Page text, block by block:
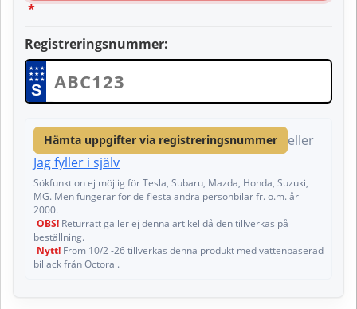
*
Registreringsnummer:
★ ★ ★
★ ★ ★
★ ★ ★
S
Hämta uppgifter via registreringsnummer
eller
Jag fyller i själv
Sökfunktion ej möjlig för Tesla, Subaru, Mazda, Honda, Suzuki,
MG. Men fungerar för de flesta andra personbilar fr. o.m. år
2000.
OBS! Returrätt gäller ej denna artikel då den tillverkas på
beställning.
Nytt! From 10/2 -26 tillverkas denna produkt med vattenbaserad
billack från Octoral.